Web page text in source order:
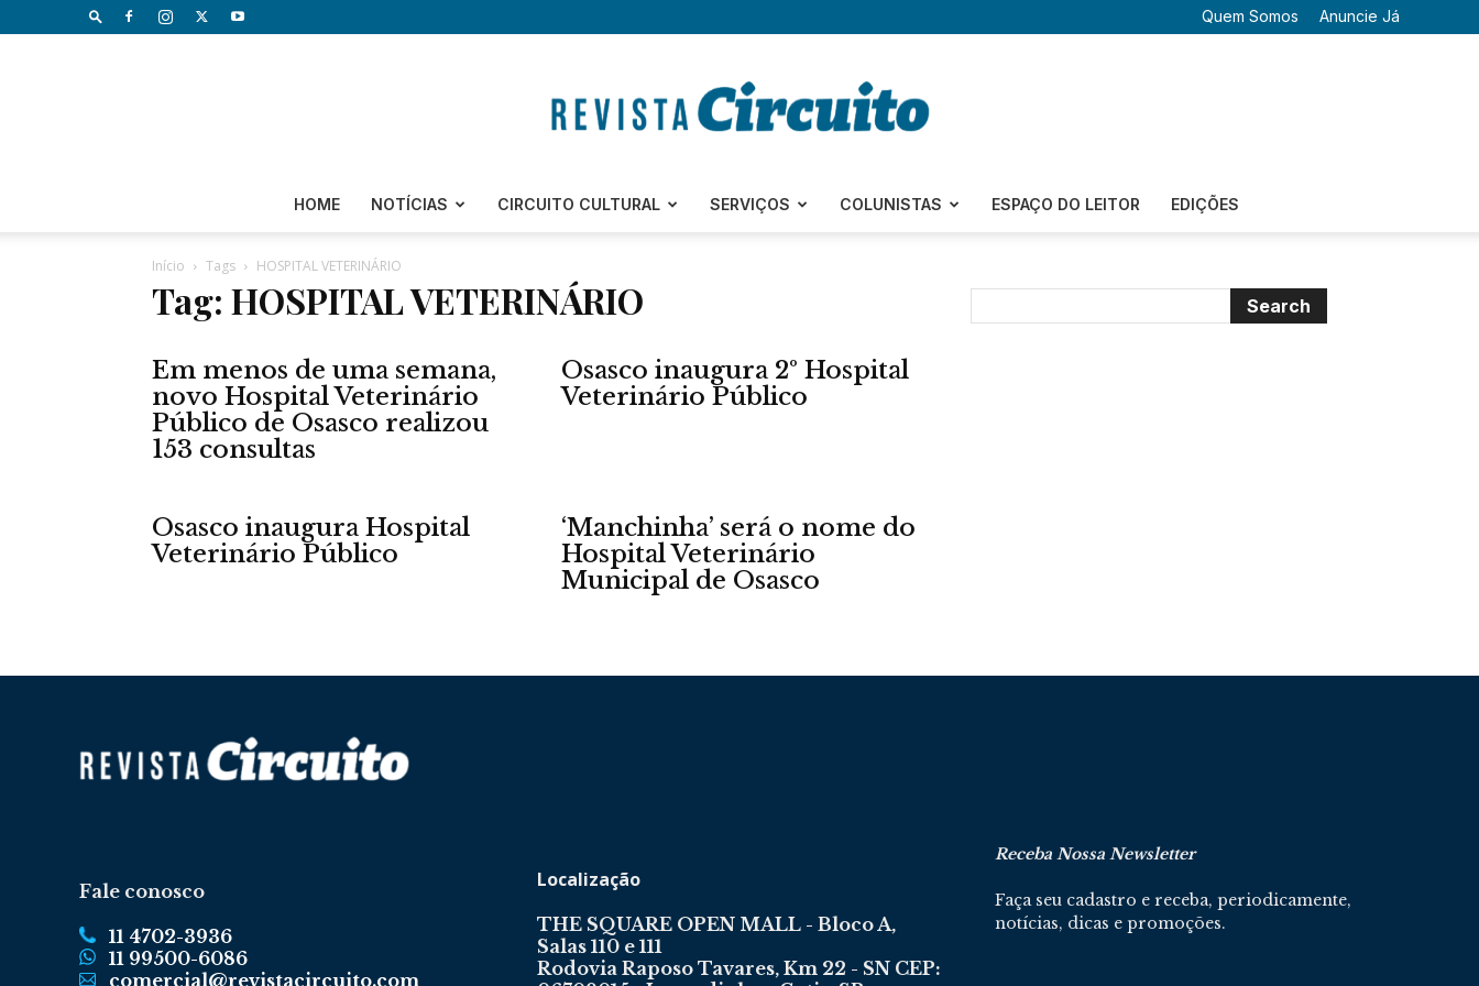
Quem Somos Anuncie Já
Revista
Notícias
HOME NOTÍCIAS CIRCUITO CULTURAL SERVIÇOS COLUNISTAS ESPAÇO DO LEITOR EDIÇÕES
Início Tags HOSPITAL VETERINÁRIO
Tag: HOSPITAL VETERINÁRIO
Em menos de uma semana,
novo Hospital Veterinário
Público de Osasco realizou
153 consultas
Osasco inaugura 2º Hospital
Veterinário Público
Osasco inaugura Hospital
Veterinário Público
‘Manchinha’ será o nome do
Hospital Veterinário
Municipal de Osasco
Fale conosco
11 4702-3936
11 99500-6086
comercial@revistacircuito.com
Localização
THE SQUARE OPEN MALL - Bloco A,
Salas 110 e 111
Rodovia Raposo Tavares, Km 22 - SN CEP:
Receba Nossa Newsletter
Faça seu cadastro e receba, periodicamente,
notícias, dicas e promoções.